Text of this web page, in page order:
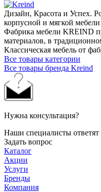
Дизайн, Красота и Успех.
корпусной и мягкой
Фабрика мебели KREIND
материалов, в
Классическая мебель от
Все товары категории
Все товары бренда Kreind
Нужна консультация?
Наши специалисты
Задать вопрос
Каталог
Акции
Услуги
Бренды
Компания